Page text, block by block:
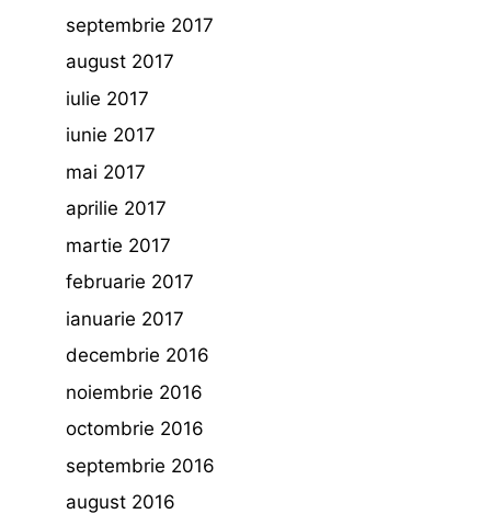
septembrie 2017
august 2017
iulie 2017
iunie 2017
mai 2017
aprilie 2017
martie 2017
februarie 2017
ianuarie 2017
decembrie 2016
noiembrie 2016
octombrie 2016
septembrie 2016
august 2016